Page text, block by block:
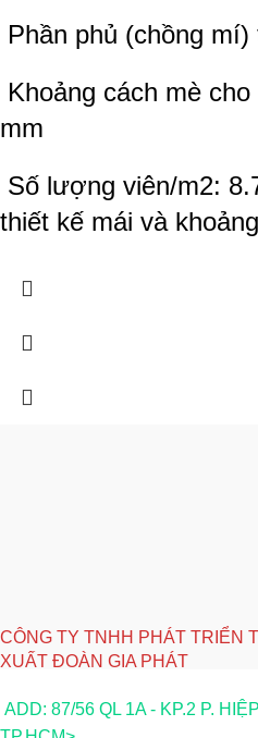
Phần phủ (chồng
Khoảng cách mè
mm
Số lượng viên/m2:
thiết kế mái và
CÔNG TY TNHH PHÁT TRIỂN
XUẤT ĐOÀN GIA PHÁT
ADD: 87/56 QL 1A - KP.2 P.